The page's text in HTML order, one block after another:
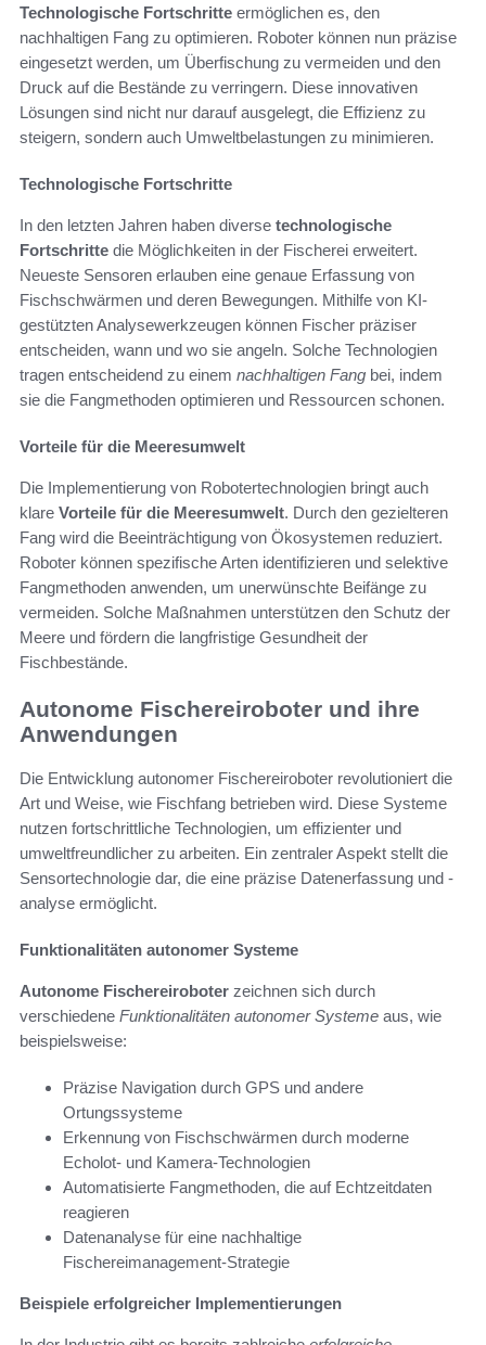
Technologische Fortschritte ermöglichen es, den
nachhaltigen Fang zu optimieren. Roboter können nun präzise
eingesetzt werden, um Überfischung zu vermeiden und den
Druck auf die Bestände zu verringern. Diese innovativen
Lösungen sind nicht nur darauf ausgelegt, die Effizienz zu
steigern, sondern auch Umweltbelastungen zu minimieren.
Technologische Fortschritte
In den letzten Jahren haben diverse technologische
Fortschritte die Möglichkeiten in der Fischerei erweitert.
Neueste Sensoren erlauben eine genaue Erfassung von
Fischschwärmen und deren Bewegungen. Mithilfe von KI-
gestützten Analysewerkzeugen können Fischer präziser
entscheiden, wann und wo sie angeln. Solche Technologien
tragen entscheidend zu einem nachhaltigen Fang bei, indem
sie die Fangmethoden optimieren und Ressourcen schonen.
Vorteile für die Meeresumwelt
Die Implementierung von Robotertechnologien bringt auch
klare Vorteile für die Meeresumwelt. Durch den gezielteren
Fang wird die Beeinträchtigung von Ökosystemen reduziert.
Roboter können spezifische Arten identifizieren und selektive
Fangmethoden anwenden, um unerwünschte Beifänge zu
vermeiden. Solche Maßnahmen unterstützen den Schutz der
Meere und fördern die langfristige Gesundheit der
Fischbestände.
Autonome Fischereiroboter und ihre
Anwendungen
Die Entwicklung autonomer Fischereiroboter revolutioniert die
Art und Weise, wie Fischfang betrieben wird. Diese Systeme
nutzen fortschrittliche Technologien, um effizienter und
umweltfreundlicher zu arbeiten. Ein zentraler Aspekt stellt die
Sensortechnologie dar, die eine präzise Datenerfassung und -
analyse ermöglicht.
Funktionalitäten autonomer Systeme
Autonome Fischereiroboter zeichnen sich durch
verschiedene Funktionalitäten autonomer Systeme aus, wie
beispielsweise:
Präzise Navigation durch GPS und andere
Ortungssysteme
Erkennung von Fischschwärmen durch moderne
Echolot- und Kamera-Technologien
Automatisierte Fangmethoden, die auf Echtzeitdaten
reagieren
Datenanalyse für eine nachhaltige
Fischereimanagement-Strategie
Beispiele erfolgreicher Implementierungen